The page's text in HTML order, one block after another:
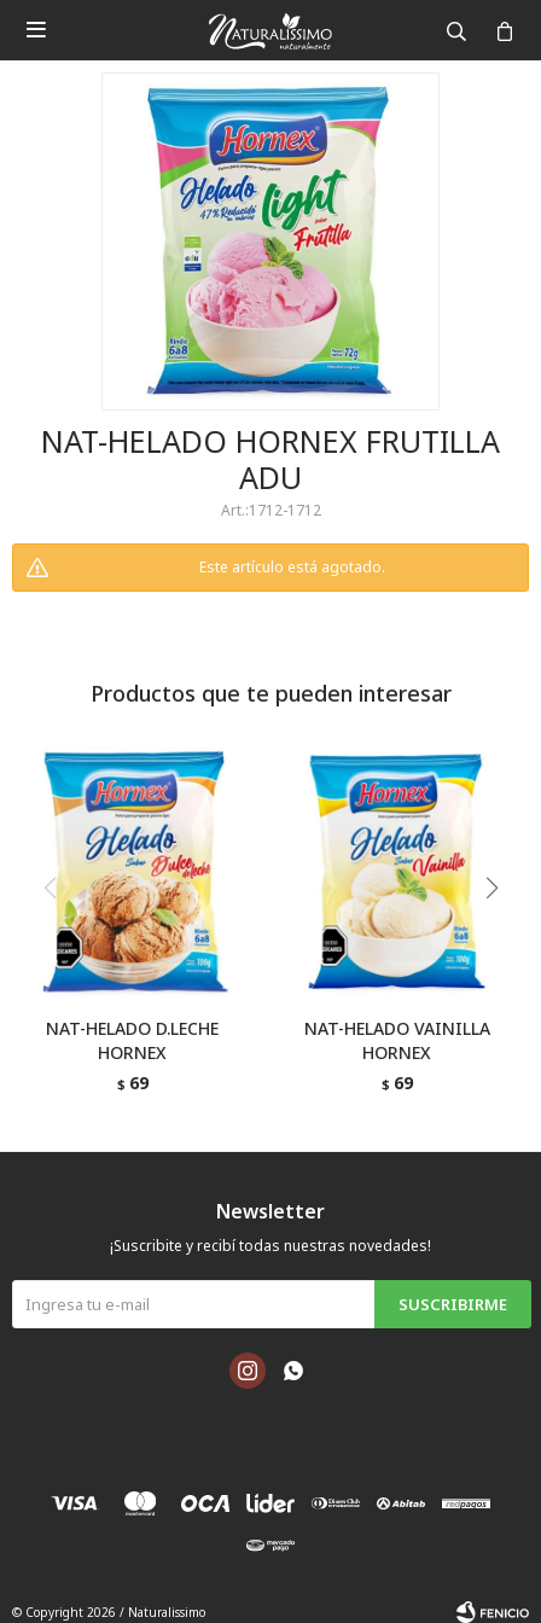

NAT-HELADO HORNEX FRUTILLA
ADU
1712-1712
Este artículo está agotado.
Productos que te pueden interesar
NAT-HELADO D.LECHE
HORNEX
$ 69
NAT-HELADO VAINILLA
HORNEX
$ 69
Newsletter
¡Suscribite y recibí todas nuestras novedades!
SUSCRIBIRME
 
© Copyright 2026 / Naturalissimo